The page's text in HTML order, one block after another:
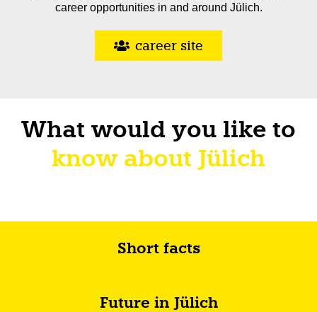
career opportunities in and around Jülich.
career site
What would you like to
know about Jülich
Short facts
Future in Jülich